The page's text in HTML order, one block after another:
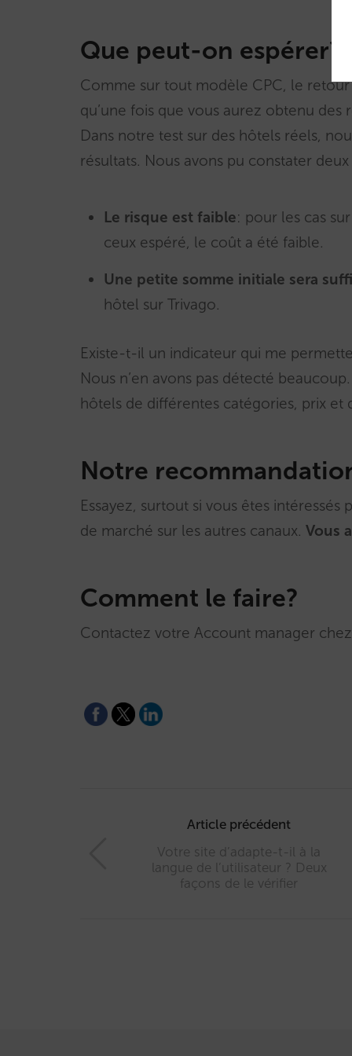
Que peut-on espérer?
Comme sur tout modèle CPC, le retour
qu’une fois que vous aurez obtenu des
Dans notre test sur des hôtels réels,
résultats. Nous avons pu constater deux
Le risque est faible: pour les cas
ceux espéré, le coût a été faible.
Une petite somme initiale sera
hôtel sur Trivago.
Existe-t-il un indicateur qui me
Nous n’en avons pas détecté
hôtels de différentes catégories, prix et
Notre
Essayez, surtout si vous êtes
de marché sur les autres canaux. Vous
Comment le faire?
Contactez votre Account manager
Article précédent
Votre site d’adapte-t-il à la
langue de l’utilisateur ? Deux
façons de le vérifier